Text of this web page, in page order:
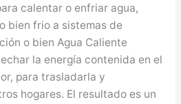
calentar o enfriar agua,
bien frio a sistemas de
o bien Agua Caliente
la energía contenida en el
para trasladarla y
hogares. El resultado es un